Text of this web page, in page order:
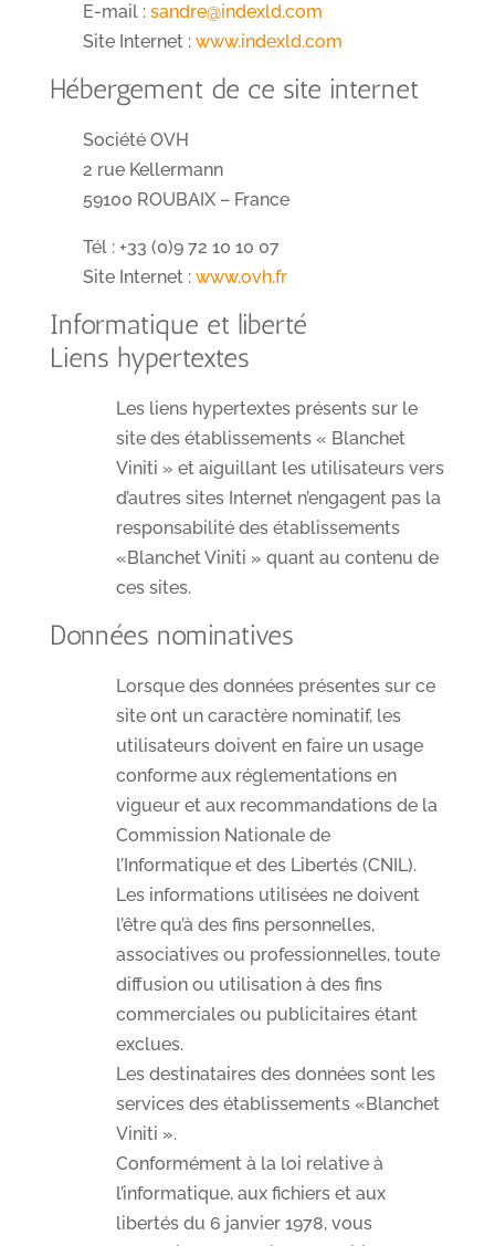
E-mail : sandre@indexld.com
Site Internet : www.indexld.com
Hébergement de ce site internet
Société OVH
2 rue Kellermann
59100 ROUBAIX – France
Tél : +33 (0)9 72 10 10 07
Site Internet : www.ovh.fr
Informatique et liberté
Liens hypertextes
Les liens hypertextes présents sur le
site des établissements « Blanchet
Viniti » et aiguillant les utilisateurs vers
d’autres sites Internet n’engagent pas la
responsabilité des établissements
«Blanchet Viniti » quant au contenu de
ces sites.
Données nominatives
Lorsque des données présentes sur ce
site ont un caractère nominatif, les
utilisateurs doivent en faire un usage
conforme aux réglementations en
vigueur et aux recommandations de la
Commission Nationale de
l’Informatique et des Libertés (CNIL).
Les informations utilisées ne doivent
l’être qu’à des fins personnelles,
associatives ou professionnelles, toute
diffusion ou utilisation à des fins
commerciales ou publicitaires étant
exclues.
Les destinataires des données sont les
services des établissements «Blanchet
Viniti ».
Conformément à la loi relative à
l’informatique, aux fichiers et aux
libertés du 6 janvier 1978, vous